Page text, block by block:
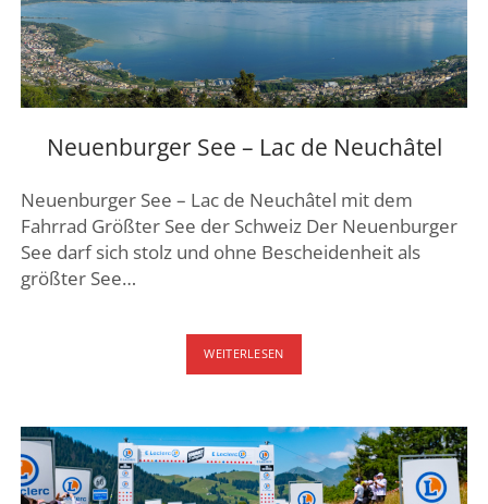
Neuenburger See – Lac de Neuchâtel
Neuenburger See – Lac de Neuchâtel mit dem
Fahrrad Größter See der Schweiz Der Neuenburger
See darf sich stolz und ohne Bescheidenheit als
größter See…
WEITERLESENNEUENBURGER
SEE
DE
NEUCHÂTEL